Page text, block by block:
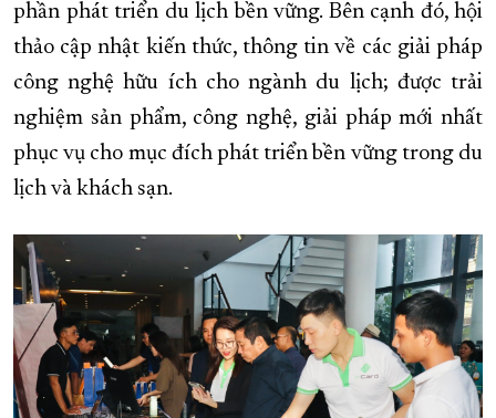
phần phát triển du lịch bền vững. Bên cạnh đó, hội
thảo cập nhật kiến thức, thông tin về các giải pháp
công nghệ hữu ích cho ngành du lịch; được trải
nghiệm sản phẩm, công nghệ, giải pháp mới nhất
phục vụ cho mục đích phát triển bền vững trong du
lịch và khách sạn.